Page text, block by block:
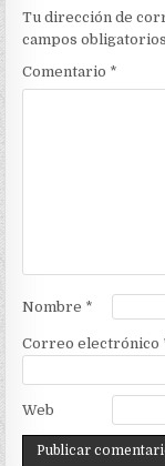
Tu dirección de
campos
Comentario *
Nombre *
Correo electrónico
Web